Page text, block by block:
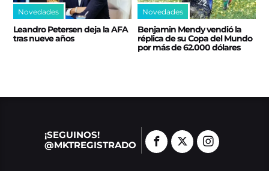
Novedades
Leandro Petersen deja la AFA
tras nueve años
Novedades
Benjamin Mendy vendió la
réplica de su Copa del Mundo
por más de 62.000 dólares
¡SEGUINOS!
@MKTREGISTRADO